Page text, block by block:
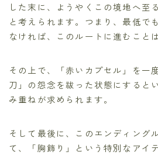
した末に、ようやくこの境地へ至
と考えられます。つまり、最低で
なければ、このルートに進むこと
その上で、「赤いカプセル」を一
刀」の怨念を祓った状態にすると
み重ねが求められます。
そして最後に、このエンディング
て、「胸飾り」という特別なアイ